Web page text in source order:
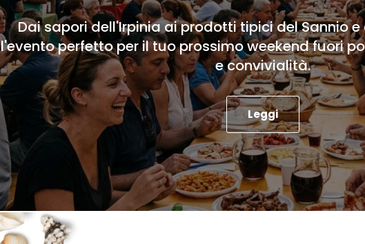
Dai sapori dell'Irpinia ai prodotti tipici del Sannio
l'evento perfetto per il tuo prossimo weekend fuori
e convivialità.
Leggi